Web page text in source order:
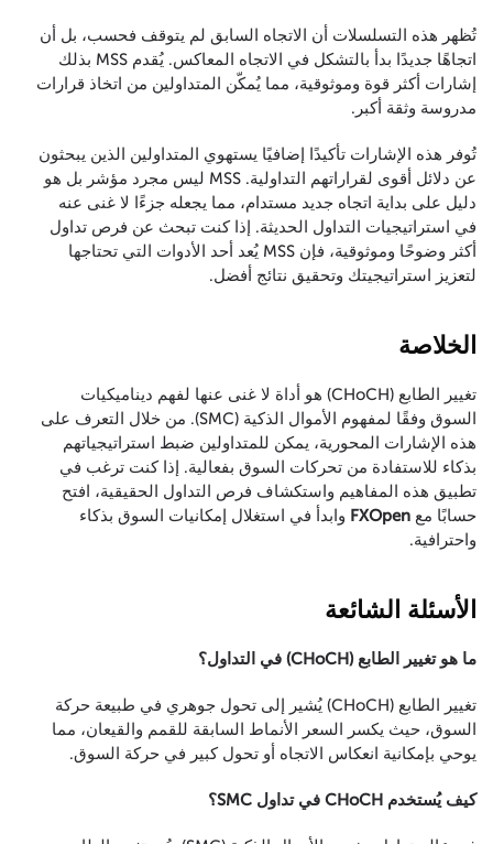
تُظهر هذه التسلسلات أن الاتجاه السابق لم يتوقف فحسب، بل أن
اتجاهًا جديدًا بدأ بالتشكل في الاتجاه المعاكس. يُقدم MSS بذلك
إشارات أكثر قوة وموثوقية، مما يُمكّن المتداولين من اتخاذ قرارات
مدروسة وثقة أكبر.
تُوفر هذه الإشارات تأكيدًا إضافيًا يستهوي المتداولين الذين يبحثون
عن دلائل أقوى لقراراتهم التداولية. MSS ليس مجرد مؤشر بل هو
دليل على بداية اتجاه جديد مستدام، مما يجعله جزءًا لا غنى عنه
في استراتيجيات التداول الحديثة. إذا كنت تبحث عن فرص تداول
أكثر وضوحًا وموثوقية، فإن MSS يُعد أحد الأدوات التي تحتاجها
لتعزيز استراتيجيتك وتحقيق نتائج أفضل.
الخلاصة
تغيير الطابع (CHoCH) هو أداة لا غنى عنها لفهم ديناميكيات
السوق وفقًا لمفهوم الأموال الذكية (SMC). من خلال التعرف على
هذه الإشارات المحورية، يمكن للمتداولين ضبط استراتيجياتهم
بذكاء للاستفادة من تحركات السوق بفعالية. إذا كنت ترغب في
تطبيق هذه المفاهيم واستكشاف فرص التداول الحقيقية، افتح
حسابًا مع FXOpen وابدأ في استغلال إمكانيات السوق بذكاء
واحترافية.
الأسئلة الشائعة
ما هو تغيير الطابع (CHoCH) في التداول؟
تغيير الطابع (CHoCH) يُشير إلى تحول جوهري في طبيعة حركة
السوق، حيث يكسر السعر الأنماط السابقة للقمم والقيعان، مما
يوحي بإمكانية انعكاس الاتجاه أو تحول كبير في حركة السوق.
كيف يُستخدم CHoCH في تداول SMC؟